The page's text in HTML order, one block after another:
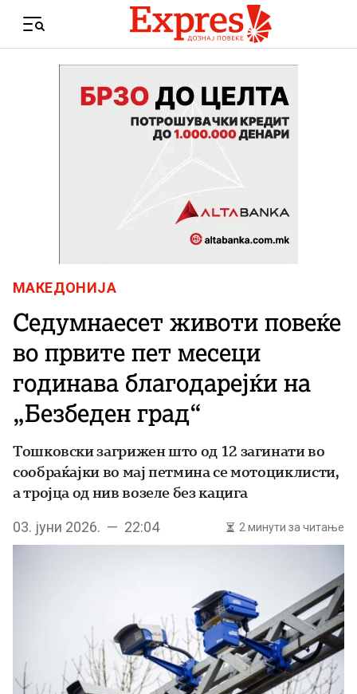
Menu
МАКЕДОНИЈА
Седумнаесет животи повеќе
во првите пет месеци
годинава благодарејќи на
„Безбеден град“
Тошковски загрижен што од 12 загинати во
сообраќајки во мај петмина се мотоциклисти,
а тројца од нив возеле без кацига
03. јуни 2026. — 22:04 2 минути за читање